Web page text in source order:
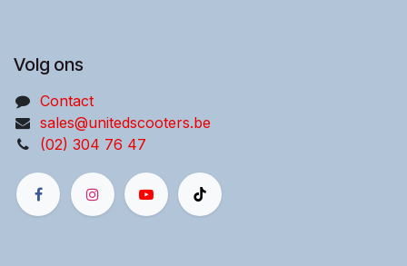
Volg ons
Contact
sales@unitedscooters.be
(02) 304 76 47